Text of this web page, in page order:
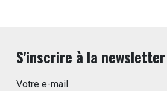
S'inscrire à la newsletter
Votre e-mail